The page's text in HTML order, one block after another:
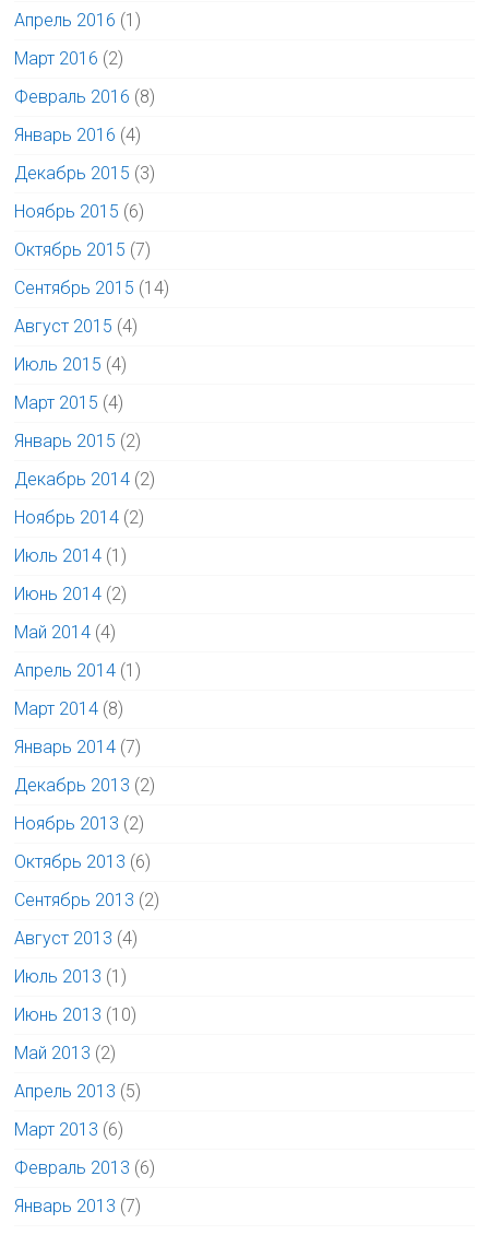
Апрель 2016 (1)
Март 2016 (2)
Февраль 2016 (8)
Январь 2016 (4)
Декабрь 2015 (3)
Ноябрь 2015 (6)
Октябрь 2015 (7)
Сентябрь 2015 (14)
Август 2015 (4)
Июль 2015 (4)
Март 2015 (4)
Январь 2015 (2)
Декабрь 2014 (2)
Ноябрь 2014 (2)
Июль 2014 (1)
Июнь 2014 (2)
Май 2014 (4)
Апрель 2014 (1)
Март 2014 (8)
Январь 2014 (7)
Декабрь 2013 (2)
Ноябрь 2013 (2)
Октябрь 2013 (6)
Сентябрь 2013 (2)
Август 2013 (4)
Июль 2013 (1)
Июнь 2013 (10)
Май 2013 (2)
Апрель 2013 (5)
Март 2013 (6)
Февраль 2013 (6)
Январь 2013 (7)